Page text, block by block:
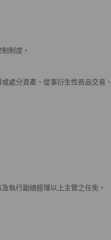
制度。
處分資產、從事衍生性商品交易
執行副總經理以上主管之任免。